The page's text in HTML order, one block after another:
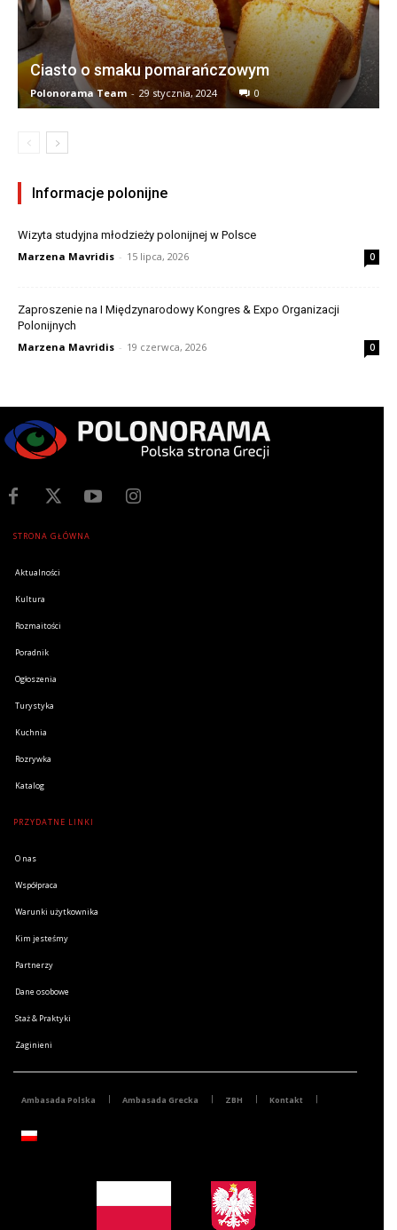
Ciasto o smaku pomarańczowym
Polonorama Team - 29 stycznia, 2024 0
Informacje polonijne
Wizyta studyjna młodzieży polonijnej w Polsce
Marzena Mavridis - 15 lipca, 2026 0
Zaproszenie na I Międzynarodowy Kongres & Expo Organizacji
Polonijnych
Marzena Mavridis - 19 czerwca, 2026 0
STRONA GŁÓWNA
Aktualności
Kultura
Rozmaitości
Poradnik
Ogłoszenia
Turystyka
Kuchnia
Rozrywka
Katalog
PRZYDATNE LINKI
O nas
Współpraca
Warunki użytkownika
Kim jesteśmy
Partnerzy
Dane osobowe
Staż & Praktyki
Zaginieni
Ambasada Polska Ambasada Grecka ZBH Kontakt